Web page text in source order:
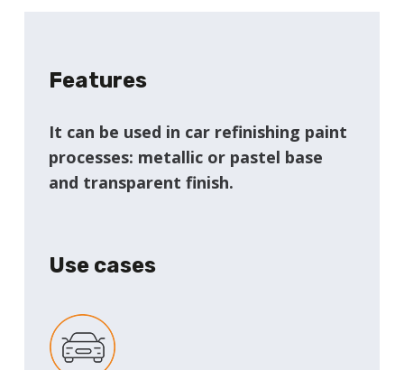
Features
It can be used in car refinishing paint
processes: metallic or pastel base
and transparent finish.
Use cases